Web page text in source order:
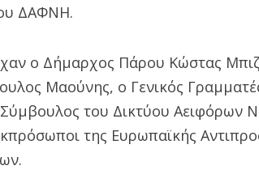
ΔΑΦΝΗ.
ο Δήμαρχος Πάρου Κώστας
Μαούνης, ο Γενικός
του Δικτύου Αειφόρων
της Ευρωπαϊκής